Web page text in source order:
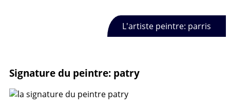
L'artiste peintre: parris
Signature du peintre: patry